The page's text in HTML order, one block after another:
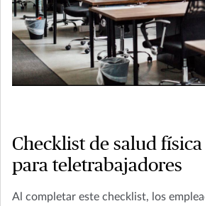
Checklist de salud
para teletrabajadores
Al completar este checklist, los